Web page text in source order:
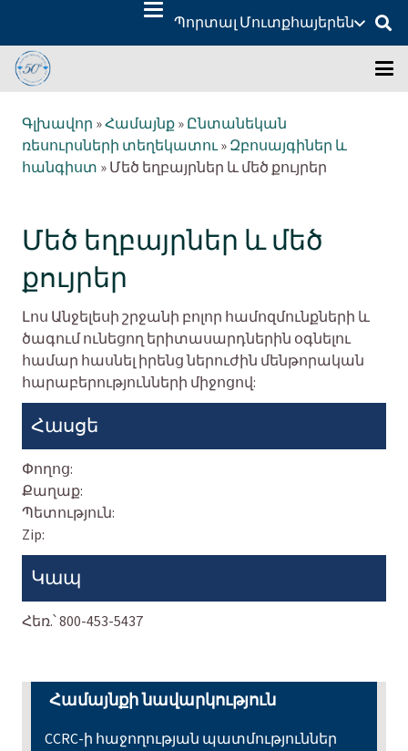
Պորտալ Մուտքհայերեն
Գլխավոր »Համայնք»Ընտանեկան
ռեսուրսների տեղեկատու»Զբոսայգիներ և
հանգիստ »Մեծ եղբայրներ և մեծ քույրեր
Մեծ եղբայրներ և մեծ
քույրեր
Լոս Անջելեսի շրջանի բոլոր համոզմունքների և
ծագում ունեցող երիտասարդներին օգնելու
համար հասնել իրենց ներուժին մենթորական
հարաբերությունների միջոցով:
Հասցե
Փողոց:
Քաղաք:
Պետություն:
Zip:
Կապ
Հեռ.՝800-453-5437
Համայնքի նավարկություն
CCRC-ի հաջողության պատմություններ